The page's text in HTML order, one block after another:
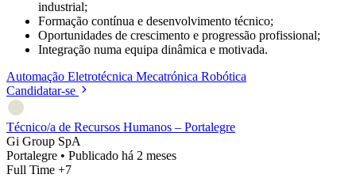
industrial;
Formação contínua e desenvolvimento técnico;
Oportunidades de crescimento e progressão profissional;
Integração numa equipa dinâmica e motivada.
Automação Eletrotécnica Mecatrónica Robótica
Candidatar-se
Técnico/a de Recursos Humanos – Portalegre
Gi Group SpA
Portalegre • Publicado há 2 meses
Full Time +7